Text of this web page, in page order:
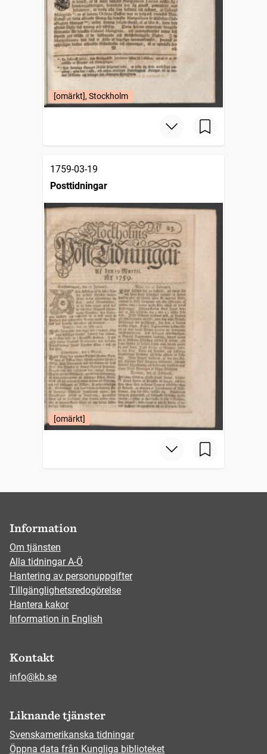
[omärkt], Stockholm
1759-03-19
Posttidningar
[omärkt]
Information
Om tjänsten
Alla tidningar A-Ö
Hantering av personuppgifter
Tillgänglighetsredogörelse
Hantera kakor
Information in English
Kontakt
info@kb.se
Liknande tjänster
Svenskamerikanska tidningar
Öppna data från Kungliga biblioteket